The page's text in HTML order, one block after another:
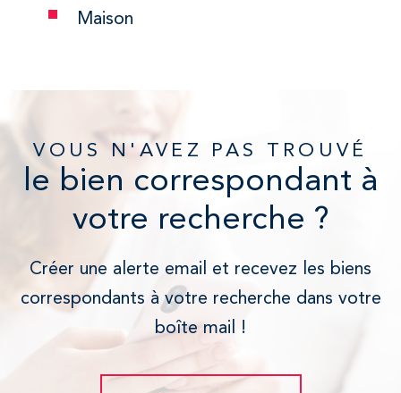
Maison
VOUS N'AVEZ PAS TROUVÉ
le bien correspondant à
votre recherche ?
Créer une alerte email et recevez les biens
correspondants à votre recherche dans votre
boîte mail !